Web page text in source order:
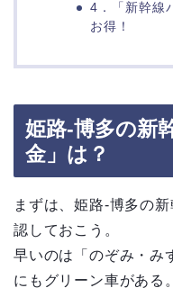
4．「新幹線
お得！
姫路-博多の新
金」は？
まずは、姫路-博多の新
認しておこう。
早いのは「のぞみ・み
にもグリーン車がある。